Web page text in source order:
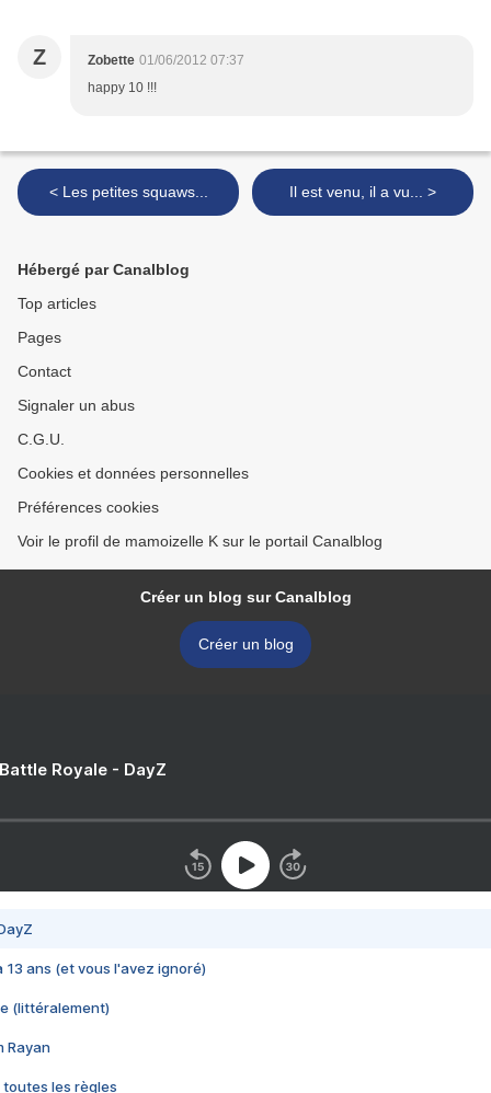
Z Zobette 01/06/2012 07:37
happy 10 !!!
< Les petites squaws... Il est venu, il a vu... >
Hébergé par Canalblog
Top articles
Pages
Contact
Signaler un abus
C.G.U.
Cookies et données personnelles
Préférences cookies
Voir le profil de mamoizelle K sur le portail Canalblog
Créer un blog sur Canalblog
Créer un blog
Royale - DayZ
13 ans (et vous l'avez ignoré)
(littéralement)
Rayan
toutes les règles